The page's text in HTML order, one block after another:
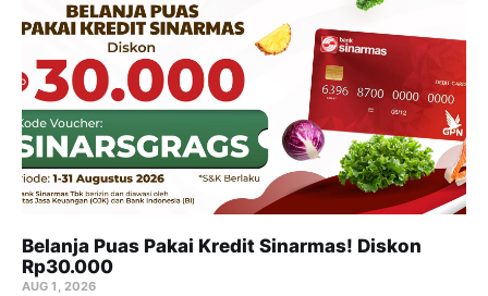
Belanja Puas Pakai Kredit Sinarmas! Diskon
Rp30.000
AUG 1, 2026